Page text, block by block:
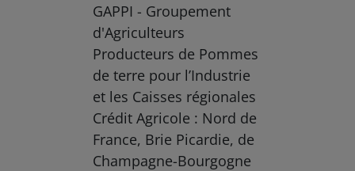
GAPPI - Groupement
d'Agriculteurs
Producteurs de Pommes
de terre pour l’Industrie
et les Caisses régionales
Crédit Agricole : Nord de
France, Brie Picardie, de
Champagne-Bourgogne